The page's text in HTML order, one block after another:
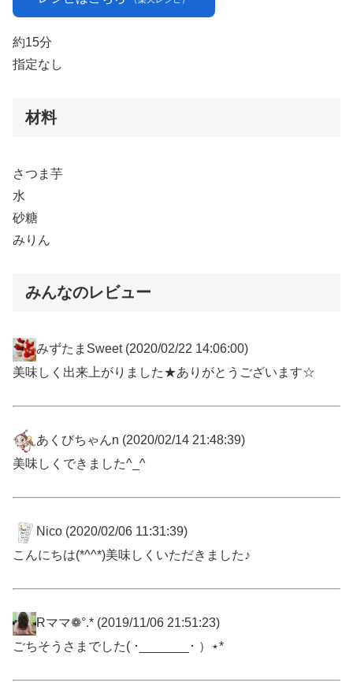
約15分
指定なし
材料
さつま芋
水
砂糖
みりん
みんなのレビュー
みずたまSweet(2020/02/22 14:06:00)
美味しく出来上がりました★ありがとうございます☆
あくびちゃんn (2020/02/14 21:48:39)
美味しくできました^_^
Nico (2020/02/06 11:31:39)
こんにちは(*^^*)美味しくいただきました♪
Rママ❁°.* (2019/11/06 21:51:23)
ごちそうさまでした( ･_______･ ）⋆*